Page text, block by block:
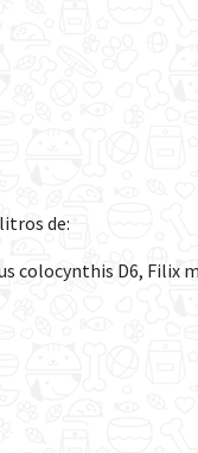
de:
colocynthis D6, Filix